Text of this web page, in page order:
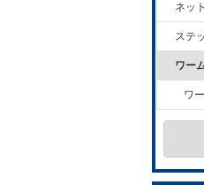
ネッ
ステ
ワー
ワ